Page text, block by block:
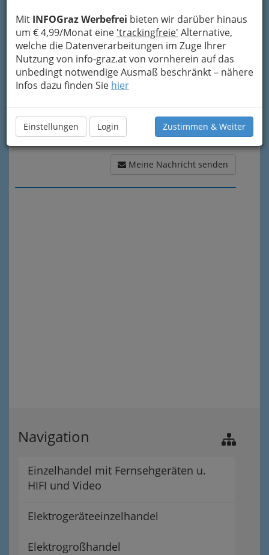
Mit INFOGraz Werbefrei bieten wir darüber hinaus
um € 4,99/Monat eine 'trackingfreie' Alternative,
welche die Datenverarbeitungen im Zuge Ihrer
Nutzung von info-graz.at von vornherein auf das
unbedingt notwendige Ausmaß beschränkt – nähere
Infos dazu finden Sie hier
Einstellungen Login Zustimmen & Weiter
Meine Nachricht
Meine Nachricht senden
Navigation
Einzelhandel mit Fernsehgeräten u.
HIFI und Video
Elektrogeräteeinzelhandel
Elektrogroßhandel